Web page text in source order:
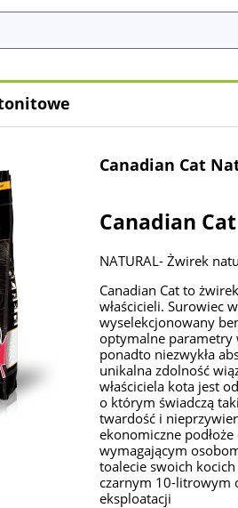
Canadian Cat
Canadian
NATURAL- Żwirek
Canadian Cat to
właścicieli. Surowiec
wyselekcjonowany
optymalne parametry
ponadto niezwykła
unikalna zdolność
właściciela kota jest
o którym świadczą
twardość i
ekonomiczne
wymagającym
toalecie swoich
czarnym 10-litrowym
eksploatacji